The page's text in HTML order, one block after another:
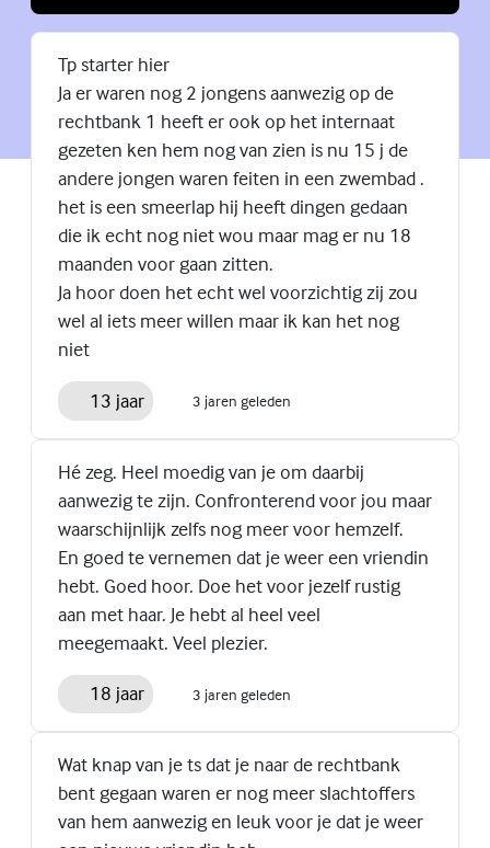
Tp starter hier
Ja er waren nog 2 jongens aanwezig op de
rechtbank 1 heeft er ook op het internaat
gezeten ken hem nog van zien is nu 15 j de
andere jongen waren feiten in een zwembad .
het is een smeerlap hij heeft dingen gedaan
die ik echt nog niet wou maar mag er nu 18
maanden voor gaan zitten.
Ja hoor doen het echt wel voorzichtig zij zou
wel al iets meer willen maar ik kan het nog
niet
13 jaar 3 jaren geleden
Hé zeg. Heel moedig van je om daarbij
aanwezig te zijn. Confronterend voor jou maar
waarschijnlijk zelfs nog meer voor hemzelf.
En goed te vernemen dat je weer een vriendin
hebt. Goed hoor. Doe het voor jezelf rustig
aan met haar. Je hebt al heel veel
meegemaakt. Veel plezier.
18 jaar 3 jaren geleden
Wat knap van je ts dat je naar de rechtbank
bent gegaan waren er nog meer slachtoffers
van hem aanwezig en leuk voor je dat je weer